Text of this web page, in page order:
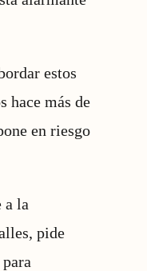
estos
hace más de
en riesgo
a la
pide